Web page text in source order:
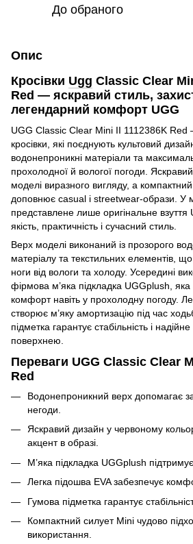
До обраного
Опис
Кросівки Ugg Classic Clear
Red — яскравий стиль,
легендарний комфорт UGG
UGG Classic Clear Mini II 1112386K Red
кросівки, які поєднують культовий
водонепроникні матеріали та
прохолодної й вологої погоди.
моделі виразного вигляду, а
доповнює casual і streetwear-образи. У
представлене лише оригінальне взуття
якість, практичність і сучасний стиль.
Верх моделі виконаний із прозорого
матеріалу та текстильних елементів,
ноги від вологи та холоду. Усередині
фірмова м’яка підкладка UGGplush, яка
комфорт навіть у прохолодну погоду.
створює м’яку амортизацію під час
підметка гарантує стабільність і
поверхнею.
Переваги UGG Classic Clear
Red
Водонепроникний верх допомагає
негоди.
Яскравий дизайн у червоному
акцент в образі.
М’яка підкладка UGGplush
Легка підошва EVA забезпечує
Гумова підметка гарантує
Компактний силует Mini чудово
використання.